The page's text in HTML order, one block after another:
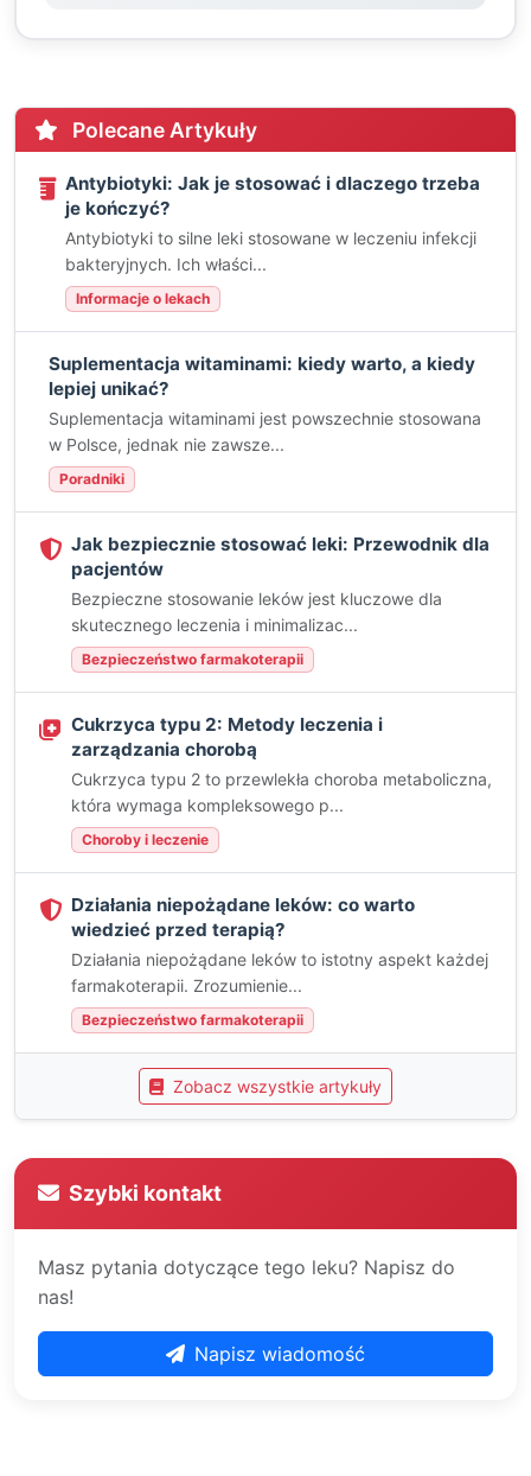
Polecane Artykuły
Antybiotyki: Jak je stosować i dlaczego trzeba
je kończyć?
Antybiotyki to silne leki stosowane w leczeniu infekcji
bakteryjnych. Ich właści...
Informacje o lekach
Suplementacja witaminami: kiedy warto, a kiedy
lepiej unikać?
Suplementacja witaminami jest powszechnie stosowana
w Polsce, jednak nie zawsze...
Poradniki
Jak bezpiecznie stosować leki: Przewodnik dla
pacjentów
Bezpieczne stosowanie leków jest kluczowe dla
skutecznego leczenia i minimalizac...
Bezpieczeństwo farmakoterapii
Cukrzyca typu 2: Metody leczenia i
zarządzania chorobą
Cukrzyca typu 2 to przewlekła choroba metaboliczna,
która wymaga kompleksowego p...
Choroby i leczenie
Działania niepożądane leków: co warto
wiedzieć przed terapią?
Działania niepożądane leków to istotny aspekt każdej
farmakoterapii. Zrozumienie...
Bezpieczeństwo farmakoterapii
Zobacz wszystkie artykuły
Szybki kontakt
Masz pytania dotyczące tego leku? Napisz do
nas!
Napisz wiadomość